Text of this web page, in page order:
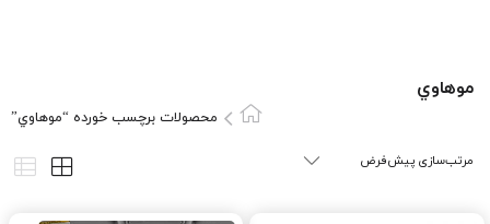
موهاوي
محصولات برچسب خورده “موهاوي”